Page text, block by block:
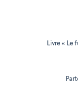
Livre « Le